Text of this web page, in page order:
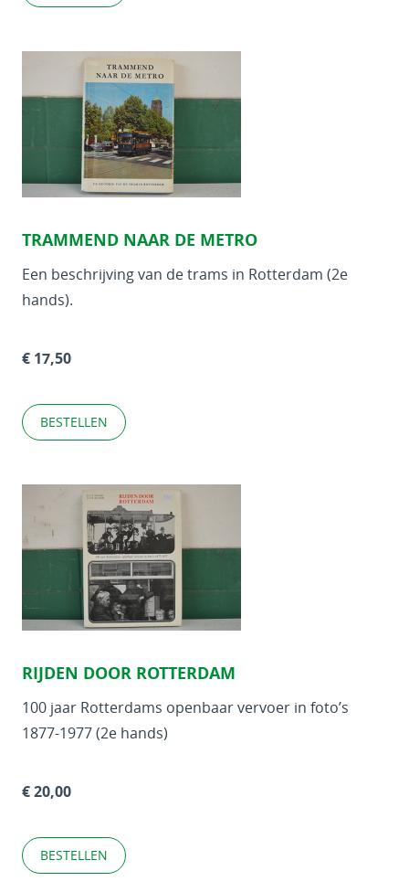
TRAMMEND NAAR DE METRO
Een beschrijving van de trams in Rotterdam (2e
hands).
€ 17,50
BESTELLEN
RIJDEN DOOR ROTTERDAM
100 jaar Rotterdams openbaar vervoer in foto’s
1877-1977 (2e hands)
€ 20,00
BESTELLEN